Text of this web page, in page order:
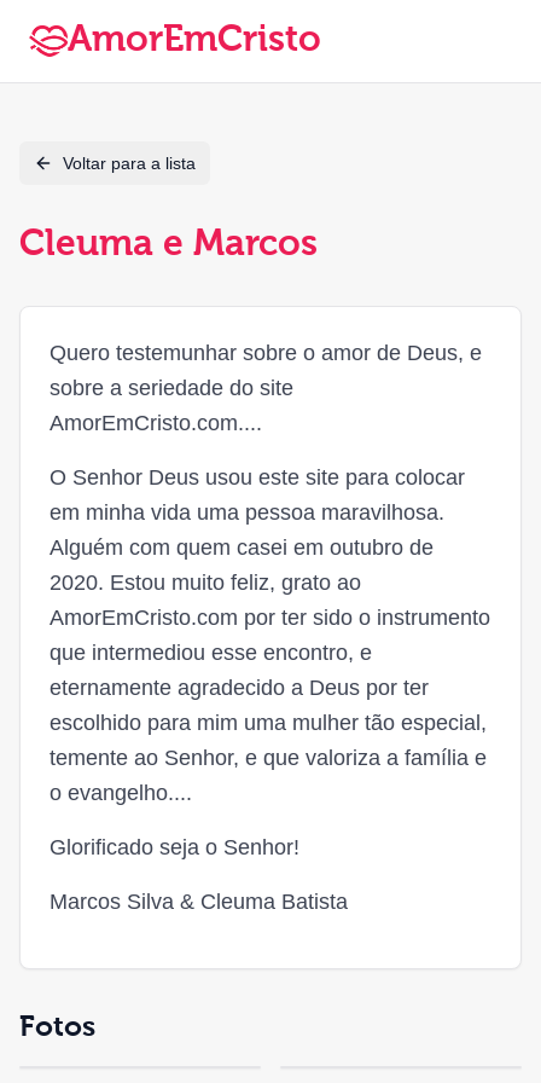
AmorEmCristo
Voltar para a lista
Cleuma e Marcos
Quero testemunhar sobre o amor de Deus, e
sobre a seriedade do site
AmorEmCristo.com....
O Senhor Deus usou este site para colocar
em minha vida uma pessoa maravilhosa.
Alguém com quem casei em outubro de
2020. Estou muito feliz, grato ao
AmorEmCristo.com por ter sido o instrumento
que intermediou esse encontro, e
eternamente agradecido a Deus por ter
escolhido para mim uma mulher tão especial,
temente ao Senhor, e que valoriza a família e
o evangelho....
Glorificado seja o Senhor!
Marcos Silva & Cleuma Batista
Fotos